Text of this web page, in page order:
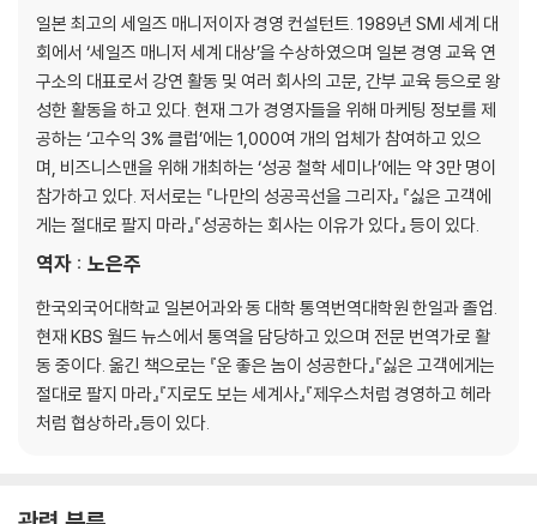
37 돈을 번 후 성격을 고쳐도 늦지 않다
38 돈이 인격을 대변한다
39 부하의 자산 상태는 모두 상사의 책임이다
40 돈에도 성격이 있다
41 회사에 문제가 있는 것이 좋다
42 개성이 넘치는 회사가 훌륭한 회사다
43 모두 리더가 될 수 있다
44 사장은 부드러운 카리스마를 갖춰야 한다
45 사원의 능력을 최대한 끌어올려라
47 세상은 모두 연결되어 있다
48 같은 말을 400번은 해야 사고가 전환된다
49 사원들의 감수성을 키워 주어라
50 프로가 되어라
일본 최고의 세일즈 매니저이자 경영 컨설턴트. 1989년 SMI 세계 대
회에서 ‘세일즈 매니저 세계 대상’을 수상하였으며 일본 경영 교육 연
구소의 대표로서 강연 활동 및 여러 회사의 고문, 간부 교육 등으로 왕
성한 활동을 하고 있다. 현재 그가 경영자들을 위해 마케팅 정보를 제
공하는 ‘고수익 3% 클럽’에는 1,000여 개의 업체가 참여하고 있으
며, 비즈니스맨을 위해 개최하는 ‘성공 철학 세미나’에는 약 3만 명이
참가하고 있다. 저서로는 『나만의 성공곡선을 그리자』 『싫은 고객에
게는 절대로 팔지 마라』『성공하는 회사는 이유가 있다』 등이 있다.
역자 : 노은주
한국외국어대학교 일본어과와 동 대학 통역번역대학원 한일과 졸업.
현재 KBS 월드 뉴스에서 통역을 담당하고 있으며 전문 번역가로 활
동 중이다. 옮긴 책으로는 『운 좋은 놈이 성공한다』『싫은 고객에게는
절대로 팔지 마라』『지로도 보는 세계사』『제우스처럼 경영하고 헤라
처럼 협상하라』등이 있다.